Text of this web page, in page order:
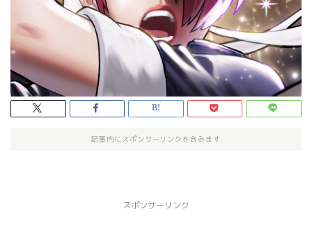
記事内にスポンサーリンクを含みます
スポンサーリンク